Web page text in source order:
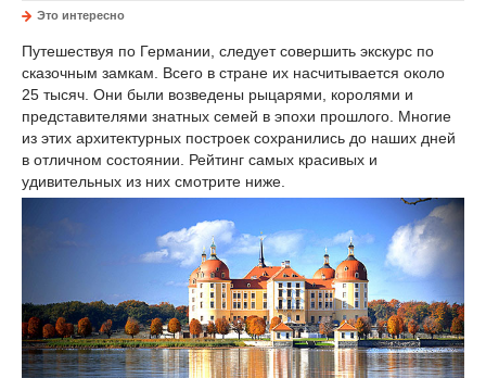
Это интересно
Путешествуя по Германии, следует совершить экскурс по
сказочным замкам. Всего в стране их насчитывается около
25 тысяч. Они были возведены рыцарями, королями и
представителями знатных семей в эпохи прошлого. Многие
из этих архитектурных построек сохранились до наших дней
в отличном состоянии. Рейтинг самых красивых и
удивительных из них смотрите ниже.